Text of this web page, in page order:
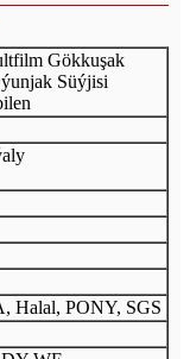
Gökkuşak
Süýjisi
Halal, PONY, SGS